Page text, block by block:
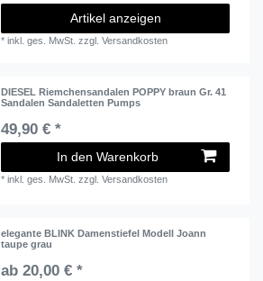
Artikel anzeigen
*inkl. ges. MwSt. zzgl.Versandkosten
DIESEL Riemchensandalen POPPY braun Gr. 41
Sandalen Sandaletten Pumps
49,90 € *
In den Warenkorb
*inkl. ges. MwSt. zzgl.Versandkosten
elegante BLINK Damenstiefel Modell Joann
taupe grau
ab 20,00 € *